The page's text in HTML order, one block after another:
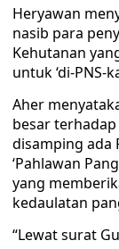
Heryawan
nasib para
Kehutanan
untuk ‘di-PNS-
Aher
besar
disamping ada
‘Pahlawan
yang
kedaulatan
“Lewat surat